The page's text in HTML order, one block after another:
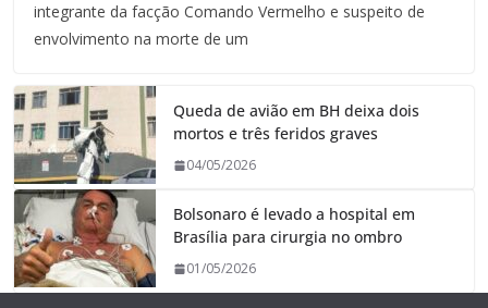
integrante da facção Comando Vermelho e suspeito de
envolvimento na morte de um
Queda de avião em BH deixa dois
mortos e três feridos graves
04/05/2026
Bolsonaro é levado a hospital em
Brasília para cirurgia no ombro
01/05/2026